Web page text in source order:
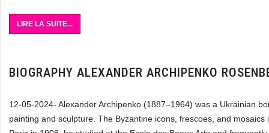
LIRE LA SUITE...
BIOGRAPHY ALEXANDER ARCHIPENKO
12-05-2024- Alexander Archipenko (1887–1964) was a Ukrainian
painting and sculpture. The Byzantine icons, frescoes, and